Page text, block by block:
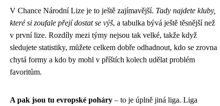
V Chance Národní Lize je to ještě zajímavější. Tady najdete kluby,
které si zoufale přejí dostat se výš, a tabulka bývá ještě těsnější než
v první lize. Rozdíly mezi týmy nejsou tak velké, takže když
sledujete statistiky, můžete celkem dobře odhadnout, kdo se zrovna
chytá formy a kdo by mohl v příštích kolech udělat problém
favoritům.
A pak jsou tu evropské poháry – to je úplně jiná liga. Liga